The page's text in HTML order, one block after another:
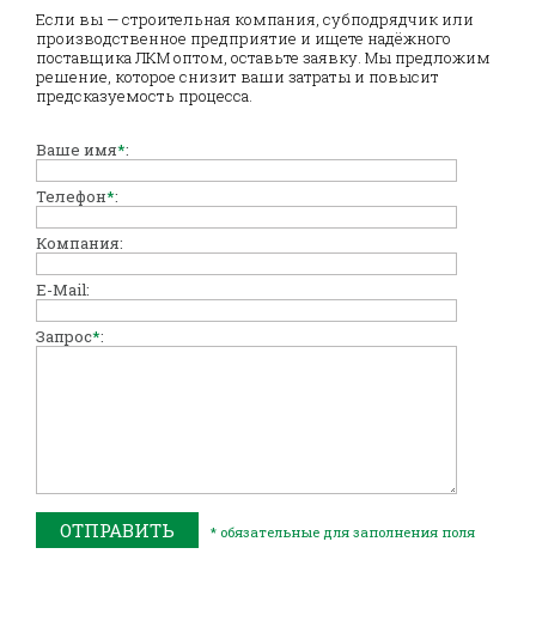
Если вы — строительная компания, субподрядчик или
производственное предприятие и ищете надёжного
поставщика ЛКМ оптом, оставьте заявку. Мы предложим
решение, которое снизит ваши затраты и повысит
предсказуемость процесса.
Ваше имя*:
Телефон*:
Компания:
E-Mail:
Запрос*:
* обязательные для заполнения поля